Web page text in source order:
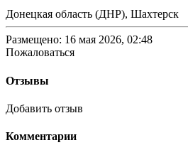
Донецкая область (ДНР), Шахтерск
Размещено: 16 мая 2026, 02:48
Пожаловаться
Отзывы
Добавить отзыв
Комментарии